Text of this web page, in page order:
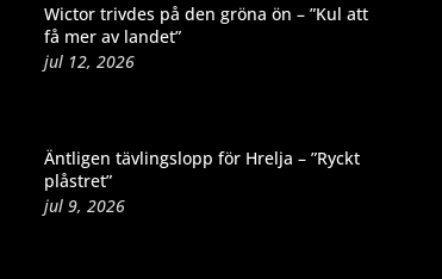
Wictor trivdes på den gröna ön – ”Kul att
få mer av landet”
jul 12, 2026
Äntligen tävlingslopp för Hrelja – ”Ryckt
plåstret”
jul 9, 2026